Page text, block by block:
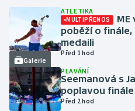
Florbal
Futsal
Golf
Gymnastika
Galerie
ATLETIKA
MULTIPŘENOS
ME
poběží o
medaili
Před 1 hod
PLAVÁNÍ
Seemanová s
poplavou finále
Před 2 hod